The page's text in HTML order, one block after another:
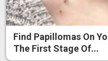
Find Papillomas On
The First Stage Of...